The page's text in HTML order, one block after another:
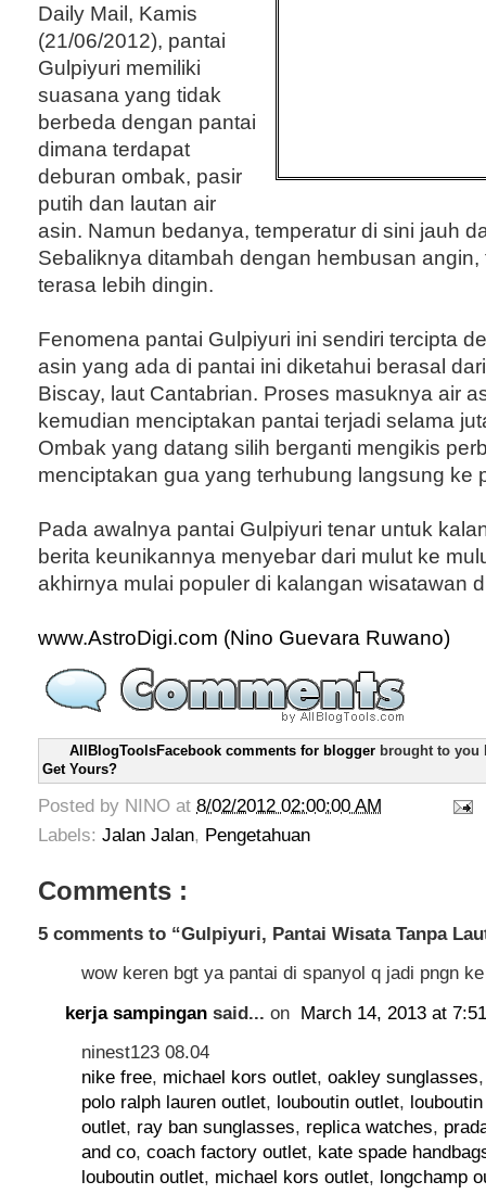
Daily Mail, Kamis
(21/06/2012), pantai
Gulpiyuri memiliki
suasana yang tidak
berbeda dengan pantai
dimana terdapat
deburan ombak, pasir
putih dan lautan air
asin. Namun bedanya, temperatur di sini jauh
Sebaliknya ditambah dengan hembusan angin,
terasa lebih dingin.
Fenomena pantai Gulpiyuri ini sendiri tercipta
asin yang ada di pantai ini diketahui berasal
Biscay, laut Cantabrian. Proses masuknya air
kemudian menciptakan pantai terjadi selama
Ombak yang datang silih berganti mengikis
menciptakan gua yang terhubung langsung ke
Pada awalnya pantai Gulpiyuri tenar untuk
berita keunikannya menyebar dari mulut ke
akhirnya mulai populer di kalangan wisatawan
www.AstroDigi.com (Nino Guevara Ruwano)
AllBlogToolsFacebook comments for blogger brought to you
Get Yours?
Posted by NINO at 8/02/2012 02:00:00 AM
Labels: Jalan Jalan, Pengetahuan
Comments :
5 comments to “Gulpiyuri, Pantai Wisata Tanpa
wow keren bgt ya pantai di spanyol q jadi pngn
kerja sampingan said... on March 14, 2013 at
ninest123 08.04
nike free, michael kors outlet, oakley sunglasses
polo ralph lauren outlet, louboutin outlet,
outlet, ray ban sunglasses, replica watches,
and co, coach factory outlet, kate spade
louboutin outlet, michael kors outlet, longchamp